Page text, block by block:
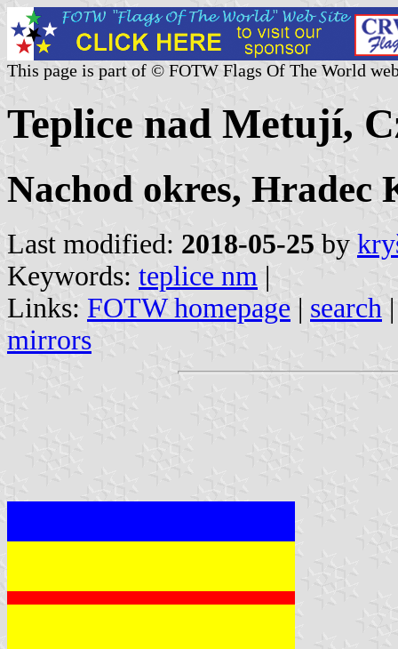
This page is part of © FOTW Flags Of The World
Teplice nad Metují,
Nachod okres, Hradec
Last modified: 2018-05-25 by
Keywords: teplice nm |
Links: FOTW homepage | search
mirrors